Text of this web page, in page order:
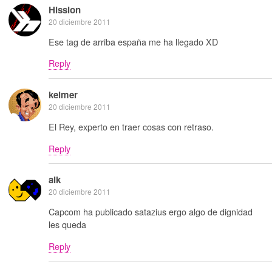
Hission
20 diciembre 2011
Ese tag de arriba españa me ha llegado XD
Reply
kelmer
20 diciembre 2011
El Rey, experto en traer cosas con retraso.
Reply
alk
20 diciembre 2011
Capcom ha publicado satazius ergo algo de dignidad
les queda
Reply